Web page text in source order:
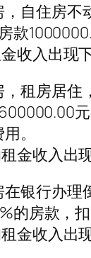
自住房不
款
收入出现
租房居住
。
金收入出
银行办理
的房款，
金收入出